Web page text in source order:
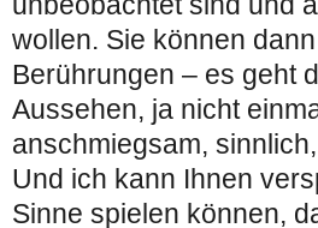
wollen. Sie können
Berührungen – es geht
Aussehen, ja nicht
anschmiegsam,
Und ich kann Ihnen
Sinne spielen können,